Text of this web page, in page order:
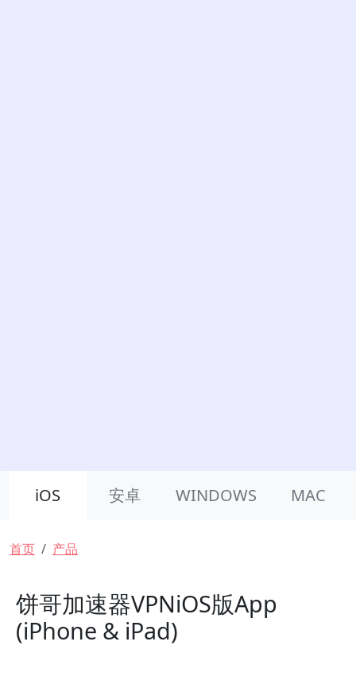
iOS 安卓 WINDOWS MAC
面包屑
首页 产品
饼哥加速器VPNiOS版App
(iPhone & iPad)